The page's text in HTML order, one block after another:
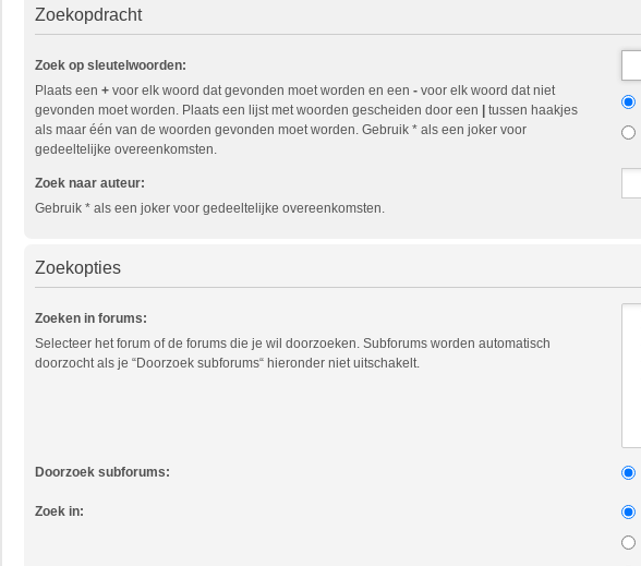
Zoekopdracht
Zoek op sleutelwoorden:
Plaats een + voor elk woord dat gevonden moet worden en een - voor elk woord dat niet
gevonden moet worden. Plaats een lijst met woorden gescheiden door een
tussen haakjes
als maar één van de woorden gevonden moet worden. Gebruik * als een joker voor
gedeeltelijke overeenkomsten.
Zoek naar auteur:
Gebruik * als een joker voor gedeeltelijke overeenkomsten.
Zoekopties
Zoeken in forums:
Selecteer het forum of de forums die je wil doorzoeken. Subforums worden automatisch
doorzocht als je “Doorzoek subforums“ hieronder niet uitschakelt.
Doorzoek subforums:
Zoek in: